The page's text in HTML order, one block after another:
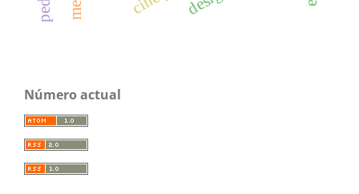
Número actual